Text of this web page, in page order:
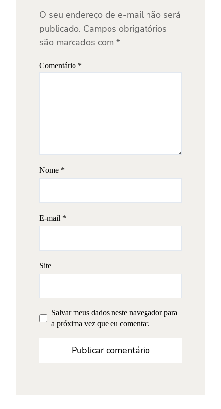
O seu endereço de e-mail não será
publicado. Campos obrigatórios
são marcados com *
Comentário *
Nome *
E-mail *
Site
Salvar meus dados neste navegador para
a próxima vez que eu comentar.